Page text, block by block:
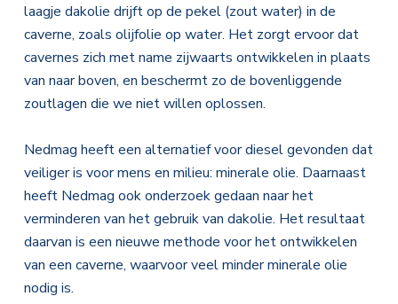
laagje dakolie drijft op de pekel (zout water) in de
caverne, zoals olijfolie op water. Het zorgt ervoor dat
cavernes zich met name zijwaarts ontwikkelen in plaats
van naar boven, en beschermt zo de bovenliggende
zoutlagen die we niet willen oplossen.
Nedmag heeft een alternatief voor diesel gevonden dat
veiliger is voor mens en milieu: minerale olie. Daarnaast
heeft Nedmag ook onderzoek gedaan naar het
verminderen van het gebruik van dakolie. Het resultaat
daarvan is een nieuwe methode voor het ontwikkelen
van een caverne, waarvoor veel minder minerale olie
nodig is.